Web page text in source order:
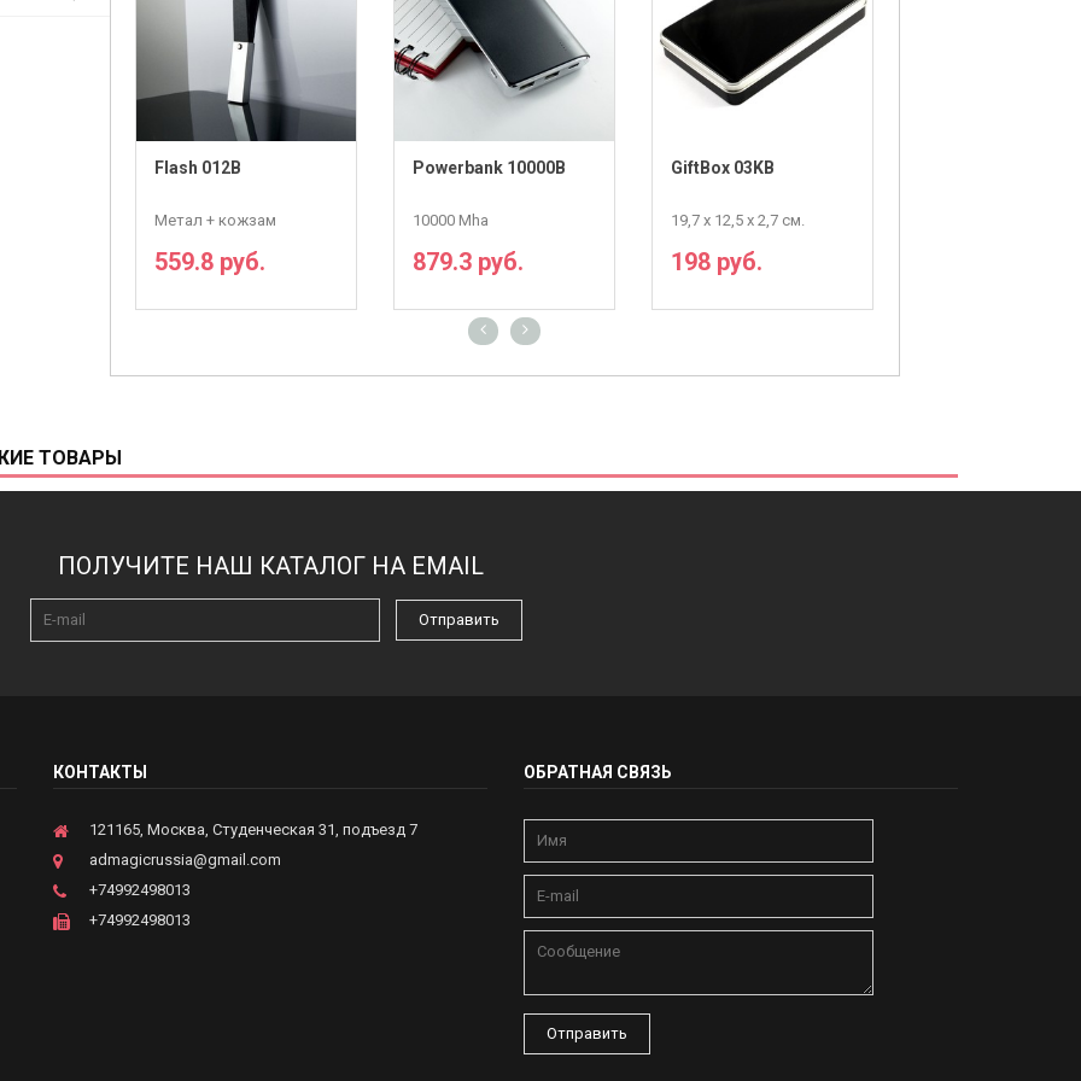
Flash 012B
Метал + кожзам
559.8 руб.
ПОДРОБНЕЕ
Powerbank 10000B
10000 Mha
879.3 руб.
ПОДРОБНЕЕ
GiftBox 03KB
19,7 х 12,5 х 2,7 см.
198 руб.
ПОДРОБНЕЕ
ТОВАРЫ
ПОЛУЧИТЕ НАШ КАТАЛОГ НА EMAIL
Отправить
КОНТАКТЫ
121165, Москва, Студенческая 31, подъезд 7
admagicrussia@gmail.com
+74992498013
+74992498013
ОБРАТНАЯ СВЯЗЬ
Отправить